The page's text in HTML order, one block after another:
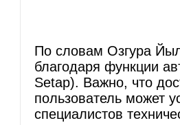
По словам Озгура
благодаря функции
Setap). Важно, что
пользователь может
специалистов